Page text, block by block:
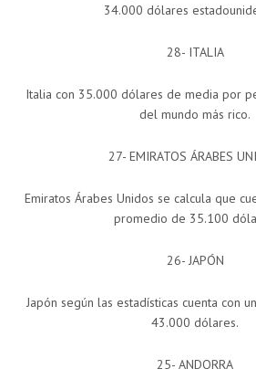
34.000 dólares
28- ITALIA
Italia con 35.000 dólares de media por
del mundo más rico.
27- EMIRATOS ÁRABES
Emiratos Árabes Unidos se calcula que
promedio de 35.100
26- JAPÓN
Japón según las estadísticas cuenta con
43.000 dólares.
25- ANDORRA